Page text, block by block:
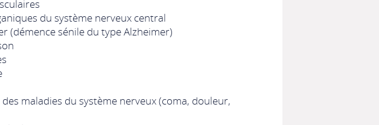
du système nerveux central
(démence sénile du type Alzheimer)
maladies du système nerveux (coma, douleur,